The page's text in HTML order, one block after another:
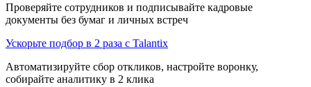
Проверяйте сотрудников и подписывайте кадровые
документы без бумаг и личных встреч
Ускорьте подбор в 2 раза с Talantix
Автоматизируйте сбор откликов, настройте воронку,
собирайте аналитику в 2 клика